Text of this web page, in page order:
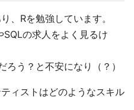
、Rを勉強しています。
の求人をよく見るけ
ろう？と不安になり（？）
ィストはどのようなスキル